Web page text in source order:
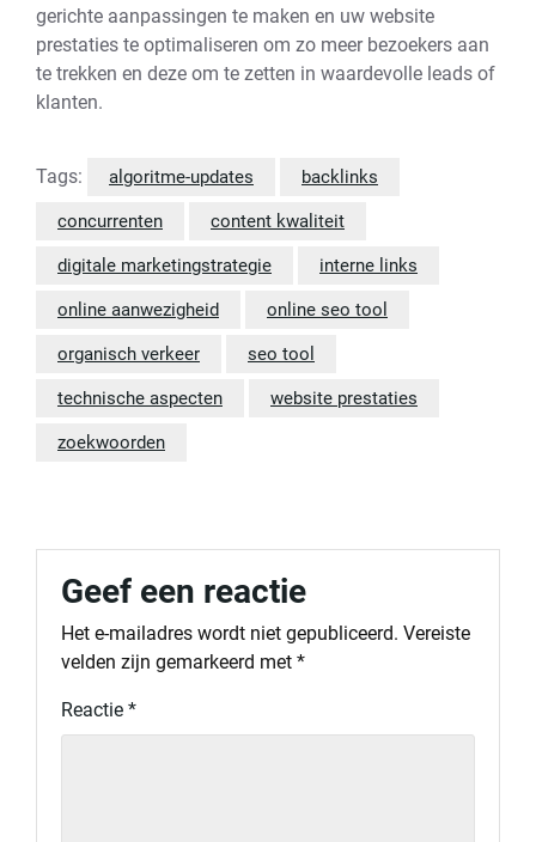
gerichte aanpassingen te maken en uw website
prestaties te optimaliseren om zo meer bezoekers aan
te trekken en deze om te zetten in waardevolle leads of
klanten.
Tags: algoritme-updates backlinks
concurrenten content kwaliteit
digitale marketingstrategie interne links
online aanwezigheid online seo tool
organisch verkeer seo tool
technische aspecten website prestaties
zoekwoorden
Geef een reactie
Het e-mailadres wordt niet gepubliceerd. Vereiste
velden zijn gemarkeerd met *
Reactie *